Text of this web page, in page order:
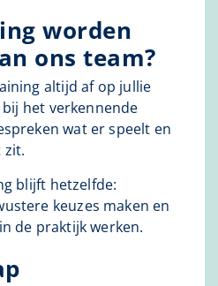
worden
ons team?
altijd af op jullie
het verkennende
wat er speelt en
zit.
blijft hetzelfde:
keuzes maken en
de praktijk werken.